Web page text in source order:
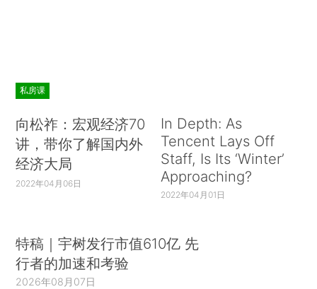
私房课
向松祚：宏观经济70
讲，带你了解国内外
经济大局
2022年04月06日
In Depth: As
Tencent Lays Off
Staff, Is Its ‘Winter’
Approaching?
2022年04月01日
特稿｜宇树发行市值610亿 先
行者的加速和考验
2026年08月07日